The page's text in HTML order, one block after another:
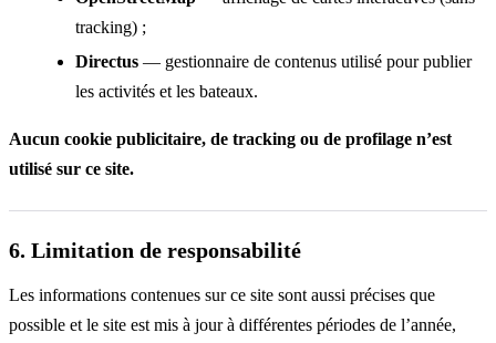
tracking) ;
Directus — gestionnaire de contenus utilisé pour publier
les activités et les bateaux.
Aucun cookie publicitaire, de tracking ou de profilage n’est
utilisé sur ce site.
6. Limitation de responsabilité
Les informations contenues sur ce site sont aussi précises que
possible et le site est mis à jour à différentes périodes de l’année,